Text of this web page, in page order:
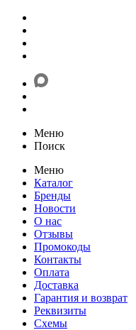
Меню
Поиск
Меню
Каталог
Бренды
Новости
О нас
Отзывы
Промокоды
Контакты
Оплата
Доставка
Гарантия и возврат
Реквизиты
Схемы